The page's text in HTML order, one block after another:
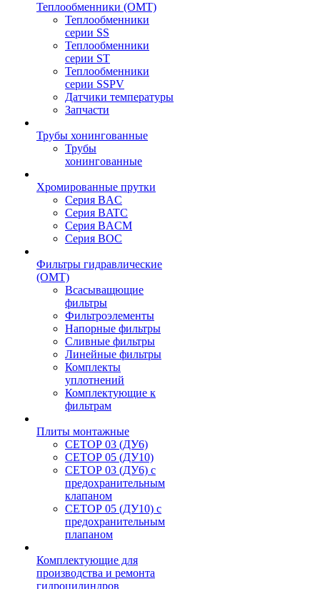
Теплообменники (OMT)
Теплообменники
серии SS
Теплообменники
серии ST
Теплообменники
серии SSPV
Датчики температуры
Запчасти
Трубы хонингованные
Трубы
хонингованные
Хромированные прутки
Серия BAC
Серия BATC
Серия BACM
Серия BOC
Фильтры гидравлические
(OMT)
Всасыващющие
фильтры
Фильтроэлементы
Напорные фильтры
Сливные фильтры
Линейные фильтры
Комплекты
уплотнений
Комплектующие к
фильтрам
Плиты монтажные
CЕТОР 03 (ДУ6)
CЕТОР 05 (ДУ10)
CЕТОР 03 (ДУ6) с
предохранительным
клапаном
CЕТОР 05 (ДУ10) с
предохранительным
плапаном
Комплектующие для
производства и ремонта
гидроцилиндров